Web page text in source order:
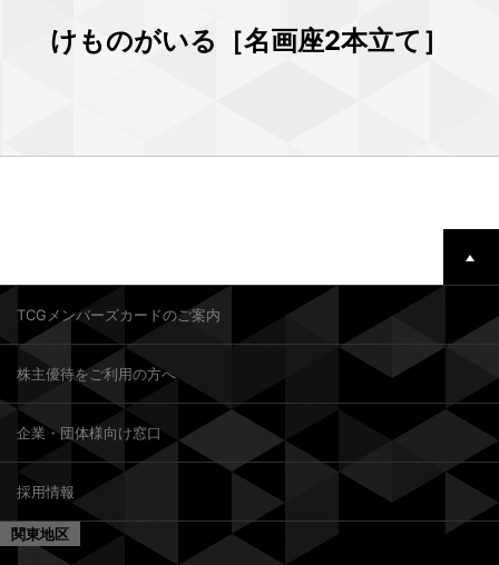
けものがいる［名画座2本立て］
TCGメンバーズカードのご案内
株主優待をご利用の方へ
企業・団体様向け窓口
採用情報
関東地区